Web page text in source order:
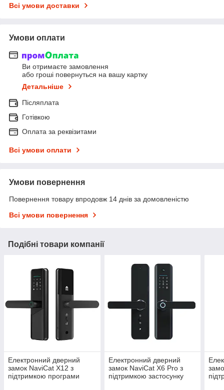
Всі умови доставки
Умови оплати
Ви отримаєте замовлення
або гроші повернуться на вашу картку
Детальніше
Післяплата
Готівкою
Оплата за реквізитами
Всі умови оплати
Умови повернення
Повернення товару впродовж 14 днів за домовленістю
Всі умови повернення
Подібні товари компанії
Електронний дверний
замок NaviCat X12 з
підтримкою програми
Електронний дверний
замок NaviCat X6 Pro з
підтримкою застосунку